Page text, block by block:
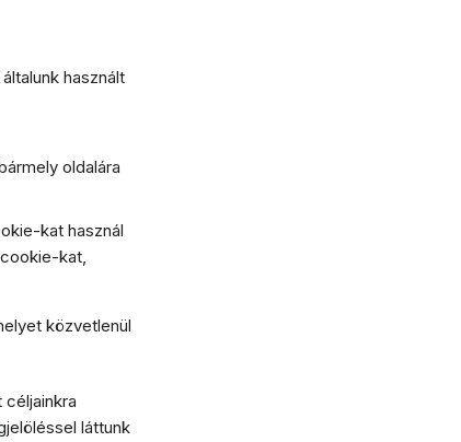
használt
oldalára
kat használ
kat,
közvetlenül
láttunk